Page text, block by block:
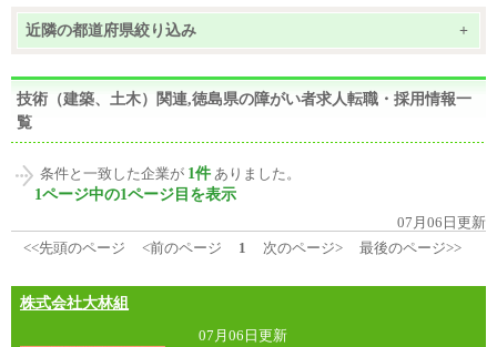
近隣の都道府県絞り込み +
技術（建築、土木）関連,徳島県の障がい者求人転職・採用情報一
覧
条件と一致した企業が 1件 ありました。
1ページ中の1ページ目を表示
07月06日更新
<<先頭のページ
<前のページ 1 次のページ> 最後のページ>>
株式会社大林組
07月06日更新